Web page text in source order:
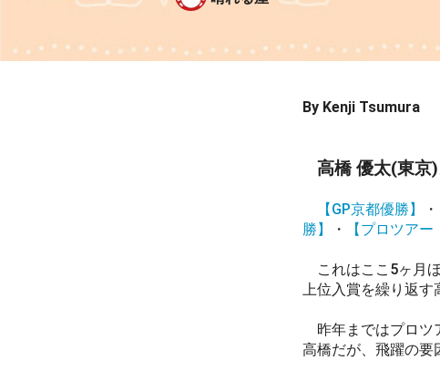
By Kenji Tsumura
高橋 優太(東京)
【GP京都優勝】 ・
勝】
・ 【プロツア
これはここ5ヶ月
上位入賞を繰り返す
昨年まではプロツ
高橋だが、飛躍の要